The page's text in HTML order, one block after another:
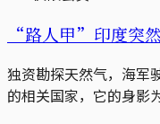
“路人甲”印度突
独资勘探天然气，海军
的相关国家，它的身影